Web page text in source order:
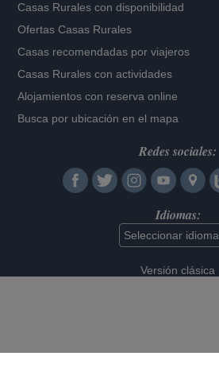
Casas Rurales con disponibilidad
Ofertas Casas Rurales
Casas recomendadas por viajeros
Casas Rurales con actividades
Alojamientos con reserva online
Busca por ubicación en el mapa
Redes sociales:
Idiomas:
Versión clásica